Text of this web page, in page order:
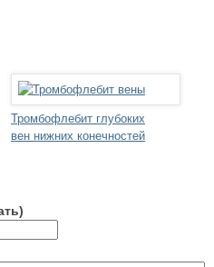
Тромбофлебит глубоких
вен нижних конечностей